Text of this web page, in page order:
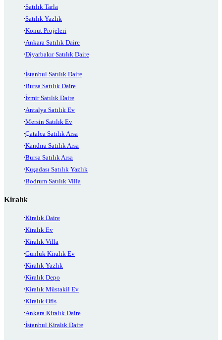
Satılık Tarla
Satılık Yazlık
Konut Projeleri
Ankara Satılık Daire
Diyarbakır Satılık Daire
İstanbul Satılık Daire
Bursa Satılık Daire
İzmir Satılık Daire
Antalya Satılık Ev
Mersin Satılık Ev
Çatalca Satılık Arsa
Kandıra Satılık Arsa
Bursa Satılık Arsa
Kuşadası Satılık Yazlık
Bodrum Satılık Villa
Kiralık
Kiralık Daire
Kiralık Ev
Kiralık Villa
Günlük Kiralık Ev
Kiralık Yazlık
Kiralık Depo
Kiralık Müstakil Ev
Kiralık Ofis
Ankara Kiralık Daire
İstanbul Kiralık Daire